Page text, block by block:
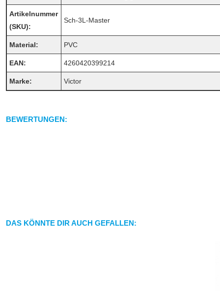
Artikelnummer
(SKU):
Sch-3L-Master
Material: PVC
EAN: 4260420399214
Marke: Victor
BEWERTUNGEN:
DAS KÖNNTE DIR AUCH GEFALLEN: